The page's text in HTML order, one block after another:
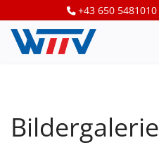
+43 650 5481010
Bildergalerie